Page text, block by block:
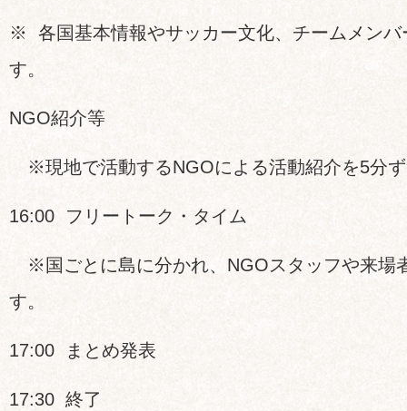
※ 各国基本情報やサッカー文化、チームメンバ
す。
NGO紹介等
※現地で活動するNGOによる活動紹介を5分
16:00 フリートーク・タイム
※国ごとに島に分かれ、NGOスタッフや来場
す。
17:00 まとめ発表
17:30 終了